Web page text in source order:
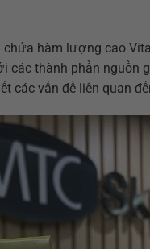
hàm lượng cao
thành phần nguồn
các vấn đề liên quan